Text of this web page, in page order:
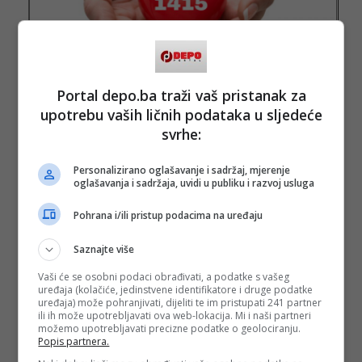
(DEPO PORTAL/BLIN MAGAZIN/ad)
PODIJELI NA
Depo.bapratite putem društvenih mreža Twitter iFacebook
Portal depo.ba traži vaš pristanak za
upotrebu vaših ličnih podataka u sljedeće
svrhe:
Personalizirano oglašavanje i sadržaj, mjerenje
oglašavanja i sadržaja, uvidi u publiku i razvoj usluga
Pohrana i/ili pristup podacima na uređaju
Saznajte više
Vaši će se osobni podaci obrađivati, a podatke s vašeg
uređaja (kolačiće, jedinstvene identifikatore i druge podatke
uređaja) može pohranjivati, dijeliti te im pristupati 241 partner
ili ih može upotrebljavati ova web-lokacija. Mi i naši partneri
možemo upotrebljavati precizne podatke o geolociranju.
Popis partnera.